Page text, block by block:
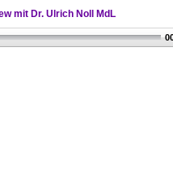
mit Dr. Ulrich Noll MdL